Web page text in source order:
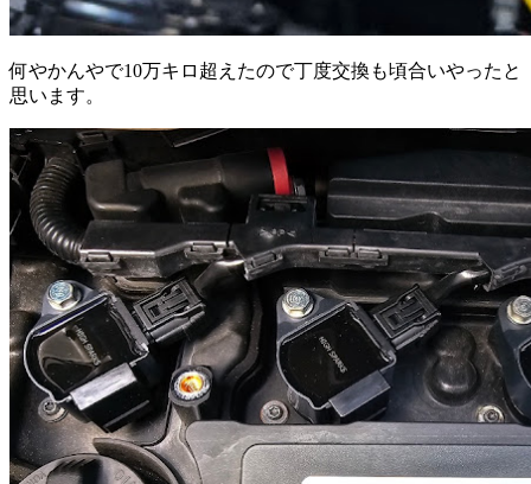
何やかんやで10万キロ超えたので丁度交換も頃合いやったと
思います。